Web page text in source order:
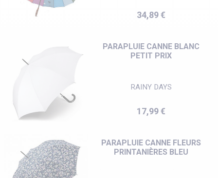
Prix
34,89 €
PARAPLUIE CANNE BLANC
PETIT PRIX
RAINY DAYS
Prix
17,99 €
PARAPLUIE CANNE FLEURS
PRINTANIÈRES BLEU